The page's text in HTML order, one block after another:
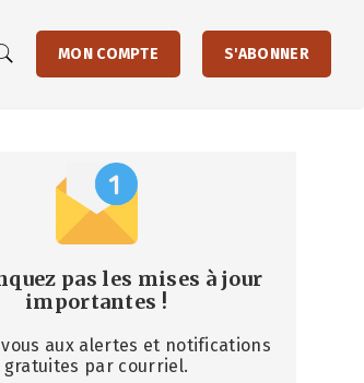
MON COMPTE S'ABONNER
pas les mises à jour
importantes !
aux alertes et notifications
gratuites par courriel.